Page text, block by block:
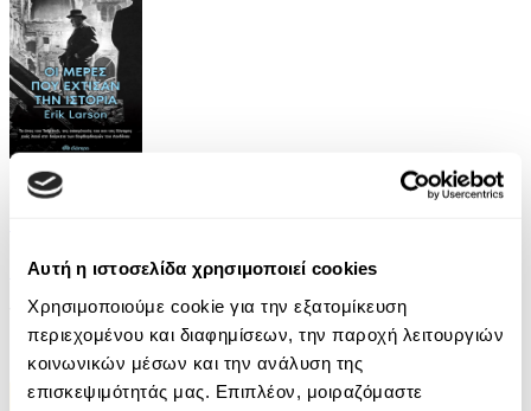
Αυτή η ιστοσελίδα χρησιμοποιεί cookies
Χρησιμοποιούμε cookie για την εξατομίκευση
περιεχομένου και διαφημίσεων, την παροχή λειτουργιών
κοινωνικών μέσων και την ανάλυση της
επισκεψιμότητάς μας. Επιπλέον, μοιραζόμαστε
eBook
Erik Larson
11.99€